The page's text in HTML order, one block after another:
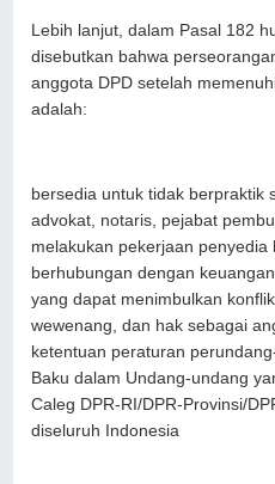
Lebih lanjut, dalam Pasal 182
disebutkan bahwa
anggota DPD setelah
adalah:
bersedia untuk tidak berpraktik
advokat, notaris, pejabat
melakukan pekerjaan penyedia
berhubungan dengan
yang dapat menimbulkan
wewenang, dan hak sebagai
ketentuan peraturan
Baku dalam Undang-undang
Caleg DPR-RI/DPR-Provinsi/
diseluruh Indonesia